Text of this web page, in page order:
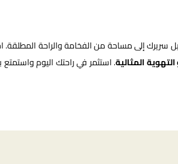
سريرك إلى مساحة من الفخامة والراحة المطلقة.
المثالية. استثمر في راحتك اليوم واستمتع